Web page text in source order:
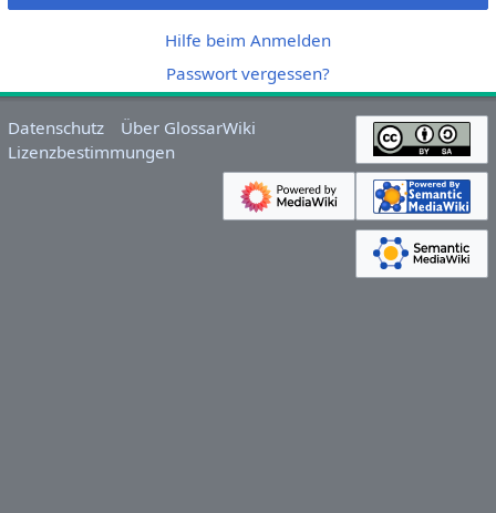
Hilfe beim Anmelden
Passwort vergessen?
Datenschutz
Über GlossarWiki
Lizenzbestimmungen